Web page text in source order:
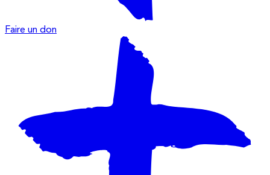
Faire un don